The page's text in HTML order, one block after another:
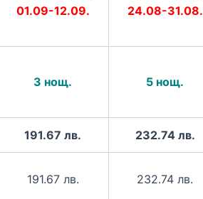
01.09-12.09.
24.08-31.08.
3 нощ. 5 нощ.
191.67 лв. 232.74 лв.
191.67 лв. 232.74 лв.